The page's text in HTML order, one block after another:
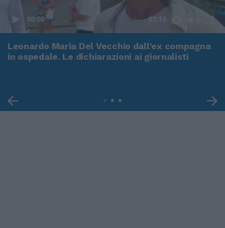
00:00 01:16
Leonardo Maria Del Vecchio dall'ex compagna
in ospedale. Le dichiarazioni ai giornalisti